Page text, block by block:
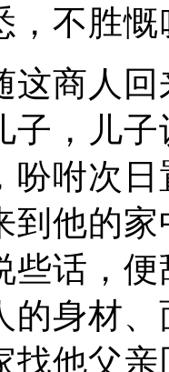
，不胜慨
这商人
子，儿
吩咐次
到他的
些话，
的身材
找他父